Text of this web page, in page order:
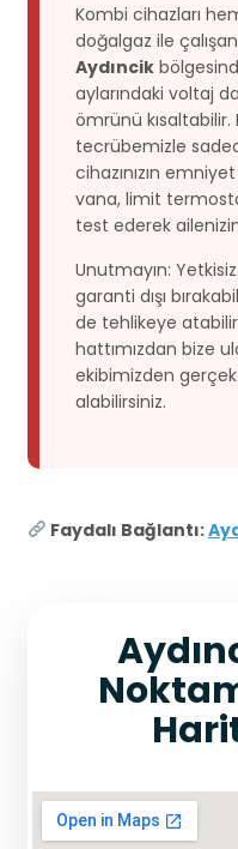
Kombi cihazları
doğalgaz ile
Aydıncik
aylarındaki voltaj
ömrünü
tecrübemizle
cihazınızın
vana, limit
test ederek
Unutmayın:
garanti dışı
de tehlikeye
hattımızdan bize
ekibimizden
alabilirsiniz.
Faydalı Bağlantı: